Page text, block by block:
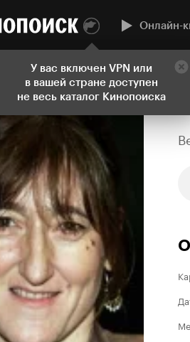
У вас включен VPN или
в вашей стране доступен
не весь каталог Кинопоиска
Онлайн-